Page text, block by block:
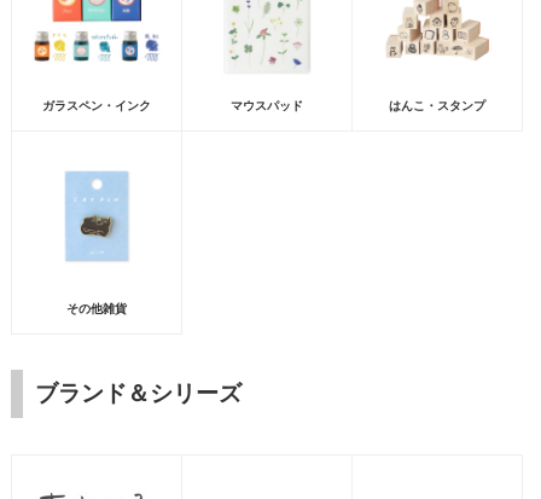
ガラスペン・インク マウスパッド はんこ・スタンプ
その他雑貨
ブランド＆シリーズ